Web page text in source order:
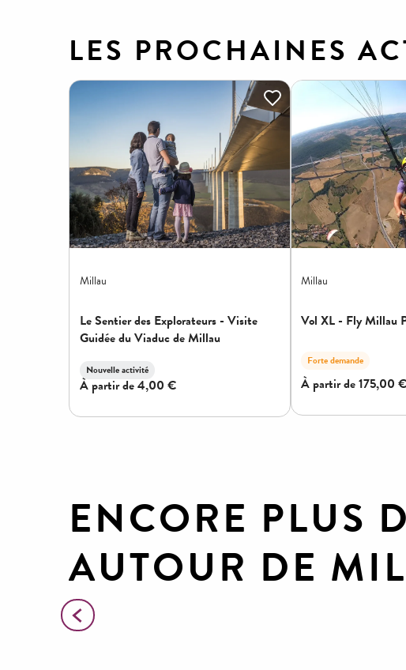
LES PROCHAINES
ENCORE PLUS
AUTOUR DE